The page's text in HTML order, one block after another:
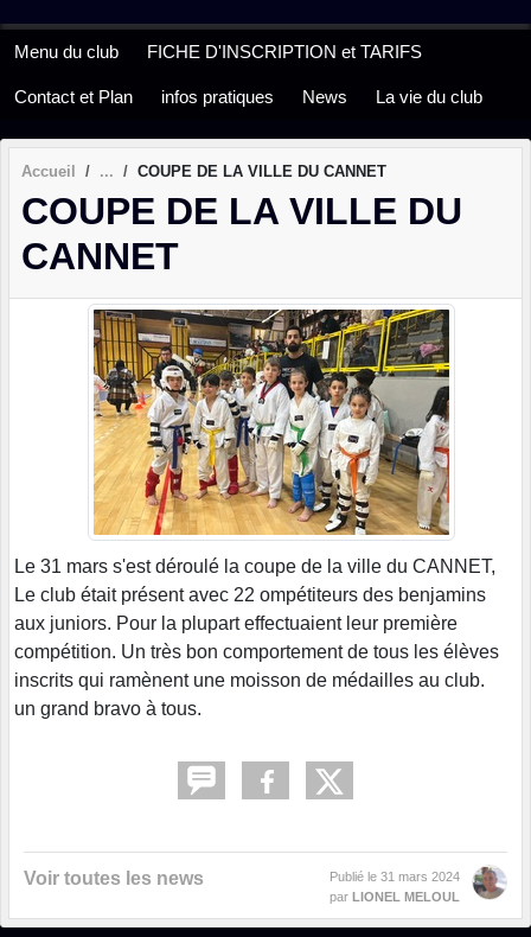
Menu du club FICHE D'INSCRIPTION et TARIFS
Contact et Plan infos pratiques News La vie du club
Accueil COUPE DE LA VILLE DU CANNET
COUPE DE LA VILLE DU
CANNET
Le 31 mars s'est déroulé la coupe de la ville du CANNET,
Le club était présent avec 22 ompétiteurs des benjamins
aux juniors. Pour la plupart effectuaient leur première
compétition. Un très bon comportement de tous les élèves
inscrits qui ramènent une moisson de médailles au club.
un grand bravo à tous.
Voir toutes les news Publié le 31 mars 2024
par LIONEL MELOUL